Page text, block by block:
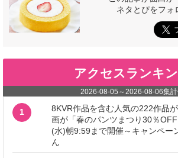
ネタとぴをフォ
アクセスランキ
2026-08-05 ～ 2026-08-06集
1
8KVR作品を含む人気の222作品
画が「春のパンツまつり30％
(水)朝9:59まで開催～キャンペー
ん